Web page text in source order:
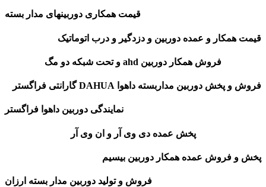
قیمت همکاری دوربینهای مدار بسته
قیمت همکار و عمده دوربین و دزدگیر و درب اتوماتیک
فروش همکار دوربین ahd و تحت شبکه دو مگ
فروش و پخش دوربین مداربسته داهوا DAHUA گارانتی فراگستر
نمایندگی دوربین داهوا فراگستر
پخش عمده دی وی آر و ان وی آر
پخش و فروش عمده همکار دوربین بیسیم
فروش و تولید دوربین مدار بسته ارزان